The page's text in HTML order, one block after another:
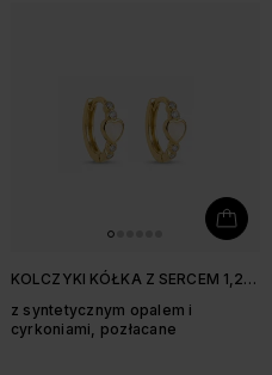
KOLCZYKI KÓŁKA Z SERCEM 1,2
z syntetycznym opalem i
cyrkoniami, pozłacane